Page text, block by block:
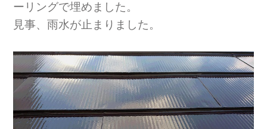
ーリングで埋めました。
見事、雨水が止まりました。